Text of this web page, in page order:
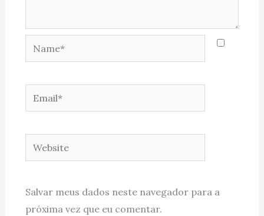
Name*
Email*
Website
Salvar meus dados neste navegador para a
próxima vez que eu comentar.